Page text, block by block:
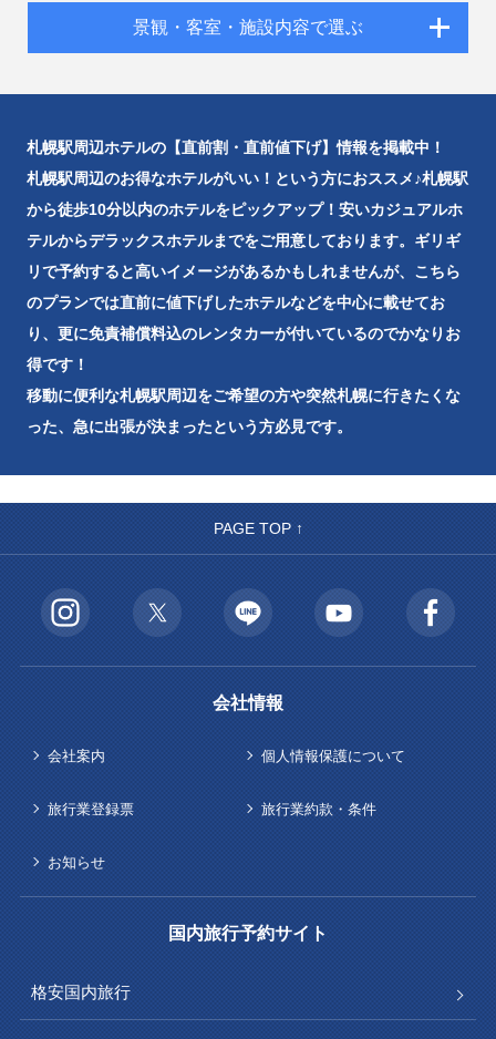
景観・客室・施設内容で選ぶ
札幌駅周辺ホテルの【直前割・直前値下げ】情報を掲載中！
札幌駅周辺のお得なホテルがいい！という方におススメ♪札幌駅
から徒歩10分以内のホテルをピックアップ！安いカジュアルホ
テルからデラックスホテルまでをご用意しております。ギリギ
リで予約すると高いイメージがあるかもしれませんが、こちら
のプランでは直前に値下げしたホテルなどを中心に載せてお
り、更に免責補償料込のレンタカーが付いているのでかなりお
得です！
移動に便利な札幌駅周辺をご希望の方や突然札幌に行きたくな
った、急に出張が決まったという方必見です。
PAGE TOP ↑
会社情報
会社案内 個人情報保護について
旅行業登録票 旅行業約款・条件
お知らせ
国内旅行予約サイト
格安国内旅行